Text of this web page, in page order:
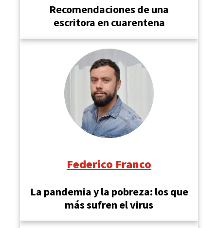
Recomendaciones de una
escritora en cuarentena
Federico Franco
La pandemia y la pobreza: los que
más sufren el virus